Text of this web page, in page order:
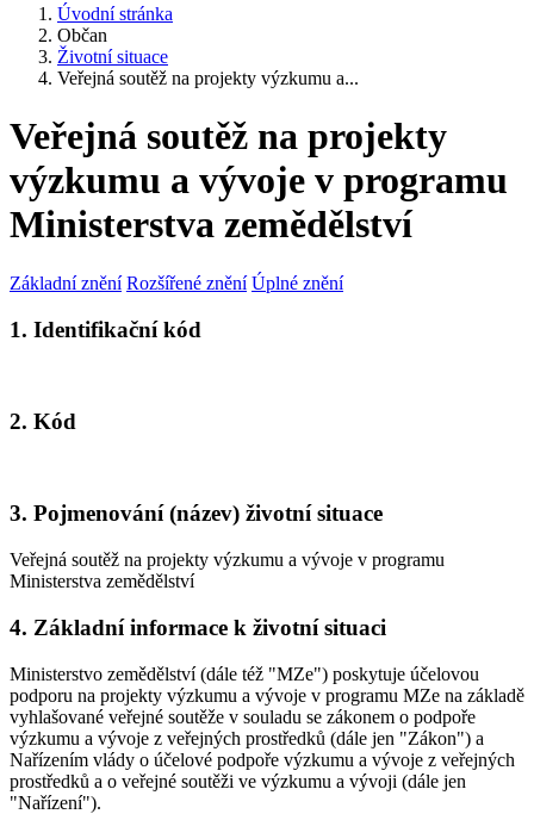
Úvodní stránka
Občan
Životní situace
Veřejná soutěž na projekty výzkumu a...
Veřejná soutěž na projekty
výzkumu a vývoje v programu
Ministerstva zemědělství
Základní znění Rozšířené znění Úplné znění
1. Identifikační kód
2. Kód
3. Pojmenování (název) životní situace
Veřejná soutěž na projekty výzkumu a vývoje v programu
Ministerstva zemědělství
4. Základní informace k životní situaci
Ministerstvo zemědělství (dále též "MZe") poskytuje účelovou
podporu na projekty výzkumu a vývoje v programu MZe na základě
vyhlašované veřejné soutěže v souladu se zákonem o podpoře
výzkumu a vývoje z veřejných prostředků (dále jen "Zákon") a
Nařízením vlády o účelové podpoře výzkumu a vývoje z veřejných
prostředků a o veřejné soutěži ve výzkumu a vývoji (dále jen
"Nařízení").